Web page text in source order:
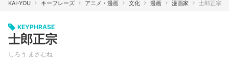
KAI-YOU キーフレーズ アニメ・漫画 文化 漫画 漫画家 士郎正宗
KEYPHRASE
士郎正宗
しろう まさむね